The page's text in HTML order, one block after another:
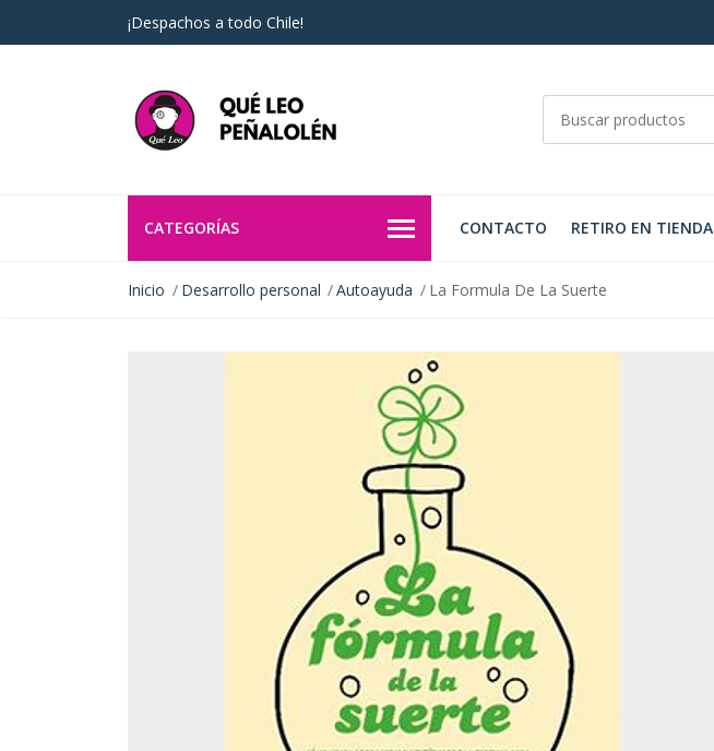
¡Despachos a todo Chile!
CATEGORÍAS CONTACTO RETIRO EN TIENDA
Inicio Desarrollo personal Autoayuda La Formula De La Suerte